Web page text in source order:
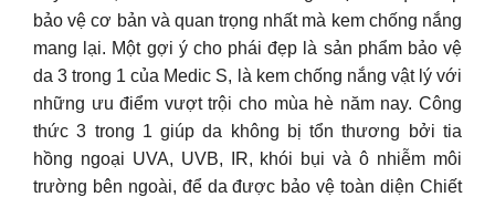
bảo vệ cơ bản và quan trọng nhất mà kem chống nắng
mang lại. Một gợi ý cho phái đẹp là sản phẩm bảo vệ
da 3 trong 1 của Medic S, là kem chống nắng vật lý với
những ưu điểm vượt trội cho mùa hè năm nay. Công
thức 3 trong 1 giúp da không bị tổn thương bởi tia
hồng ngoại UVA, UVB, IR, khói bụi và ô nhiễm môi
trường bên ngoài, để da được bảo vệ toàn diện Chiết